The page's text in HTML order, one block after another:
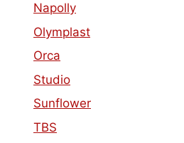
Napolly
Olymplast
Orca
Studio
Sunflower
TBS